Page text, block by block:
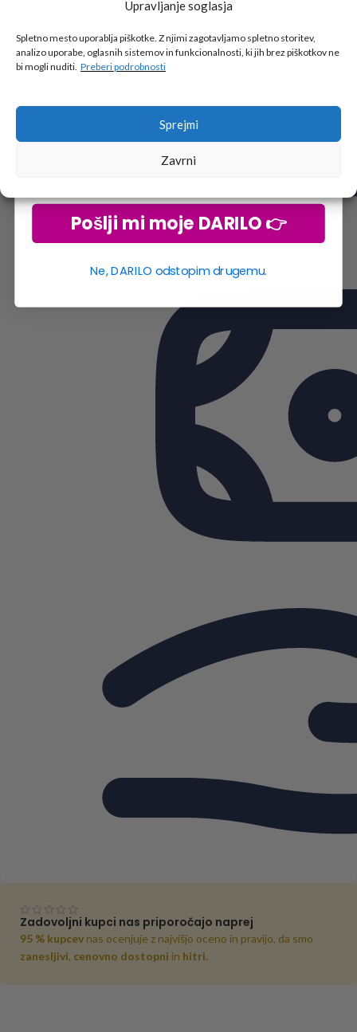
Upravljanje soglasja
Spletno mesto uporablja piškotke. Z njimi zagotavljamo spletno storitev,
analizo uporabe, oglasnih sistemov in funkcionalnosti, ki jih brez piškotkov ne
bi mogli nuditi. Preberi podrobnosti
Sprejmi
Zavrni
Zadovoljni kupci nas priporočajo naprej
95 % kupcev nas ocenjuje z najvišjo oceno in pravijo, da smo
zanesljivi, cenovno dostopni in hitri.
Tukaj je!
🎁 DARILO
Vpiši podatke za prejem darila
Pošlji mi moje DARILO 👉
Ne, DARILO odstopim drugemu.